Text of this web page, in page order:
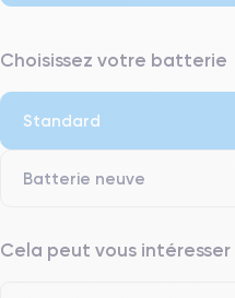
⭐ Premium
Choisissez votre batterie
Standard
Batterie neuve
Cela peut vous intéresser